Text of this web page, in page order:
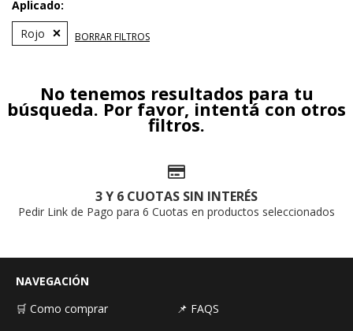
Aplicado:
Rojo
BORRAR FILTROS
No tenemos resultados para tu
búsqueda. Por favor, intentá con otros
filtros.
3 Y 6 CUOTAS SIN INTERÉS
Pedir Link de Pago para 6 Cuotas en productos seleccionados
NAVEGACIÓN
🛒 Como comprar
📌 FAQS